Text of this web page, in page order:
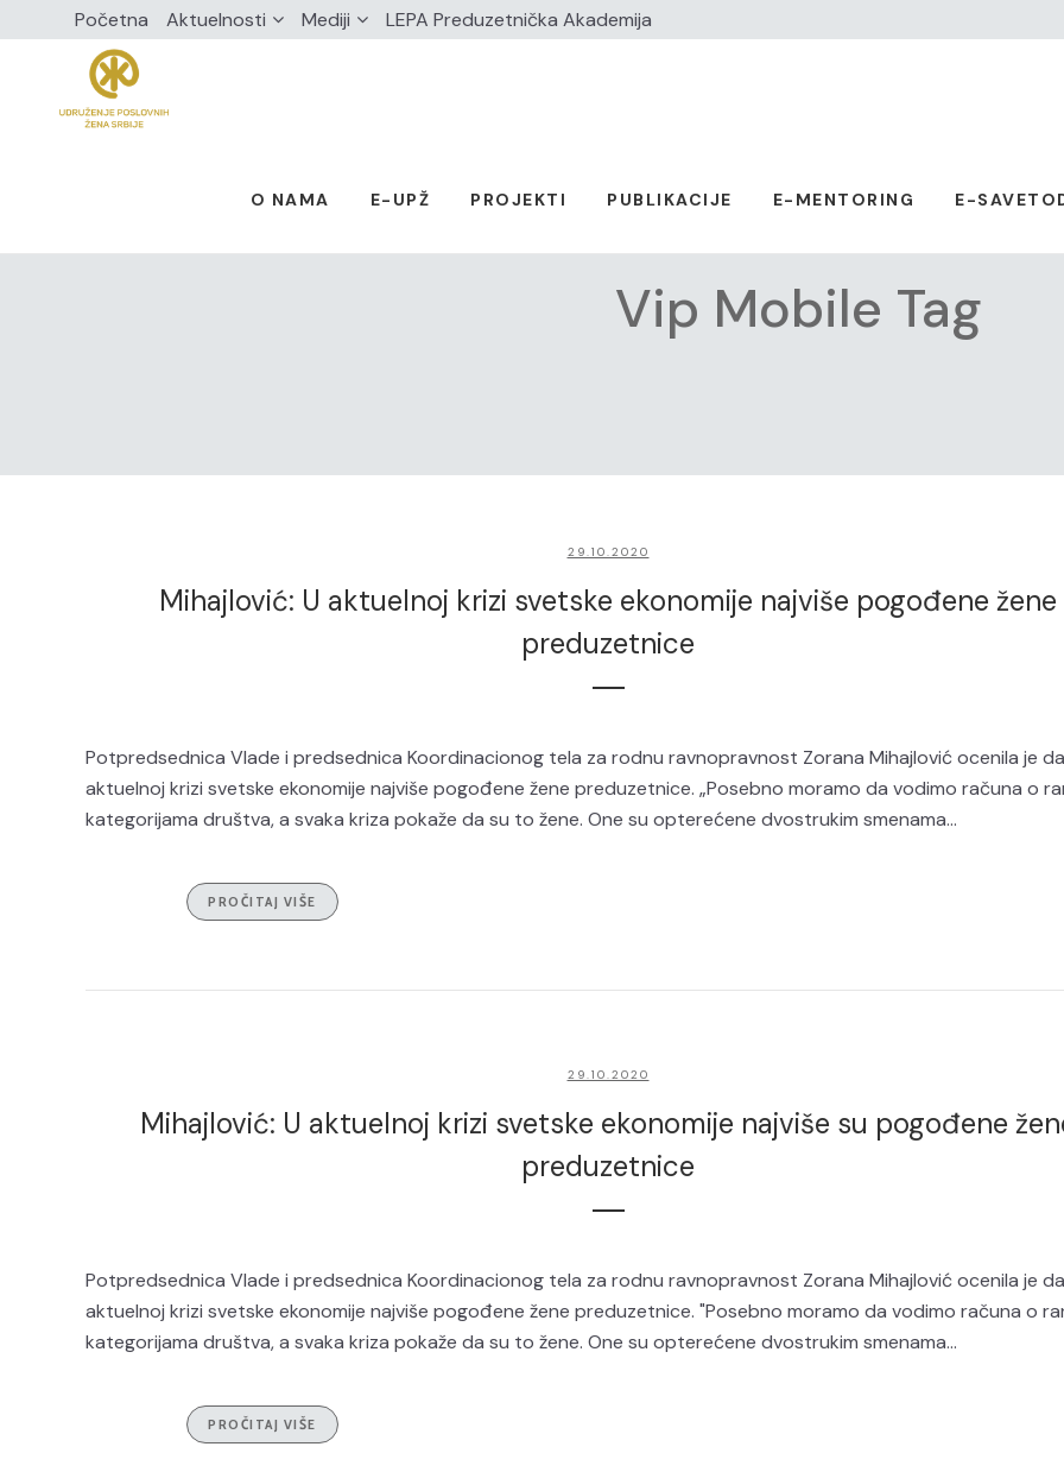
Početna Aktuelnosti Mediji LEPA Preduzetnička Akademija
O NAMA E-UPŽ PROJEKTI PUBLIKACIJE E-MENTORING E-
Vip Mobile Tag
29.10.2020
Mihajlović: U aktuelnoj krizi svetske ekonomije najviše pogođene žene
preduzetnice
Potpredsednica Vlade i predsednica Koordinacionog tela za rodnu ravnopravnost Zorana Mihajlović ocenila je
aktuelnoj krizi svetske ekonomije najviše pogođene žene preduzetnice. „Posebno moramo da vodimo računa o
kategorijama društva, a svaka kriza pokaže da su to žene. One su opterećene dvostrukim smenama...
PROČITAJ VIŠE
29.10.2020
Mihajlović: U aktuelnoj krizi svetske ekonomije najviše su pogođene
preduzetnice
Potpredsednica Vlade i predsednica Koordinacionog tela za rodnu ravnopravnost Zorana Mihajlović ocenila je
aktuelnoj krizi svetske ekonomije najviše pogođene žene preduzetnice. "Posebno moramo da vodimo računa o
kategorijama društva, a svaka kriza pokaže da su to žene. One su opterećene dvostrukim smenama...
PROČITAJ VIŠE